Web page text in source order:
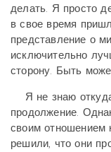
делать. Я просто
в свое время
представление о
исключительно
сторону. Быть
Я не знаю
продолжение.
своим
решили, что они